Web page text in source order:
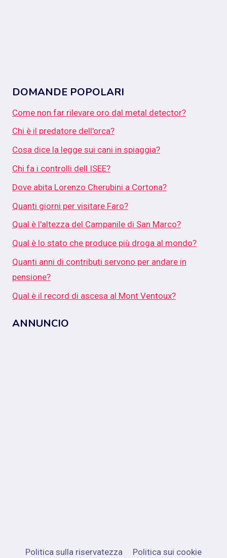
DOMANDE POPOLARI
Come non far rilevare oro dal metal detector?
Chi è il predatore dell'orca?
Cosa dice la legge sui cani in spiaggia?
Chi fa i controlli dell ISEE?
Dove abita Lorenzo Cherubini a Cortona?
Quanti giorni per visitare Faro?
Qual è l'altezza del Campanile di San Marco?
Qual è lo stato che produce più droga al mondo?
Quanti anni di contributi servono per andare in
pensione?
Qual è il record di ascesa al Mont Ventoux?
ANNUNCIO
Politica sulla riservatezza Politica sui cookie